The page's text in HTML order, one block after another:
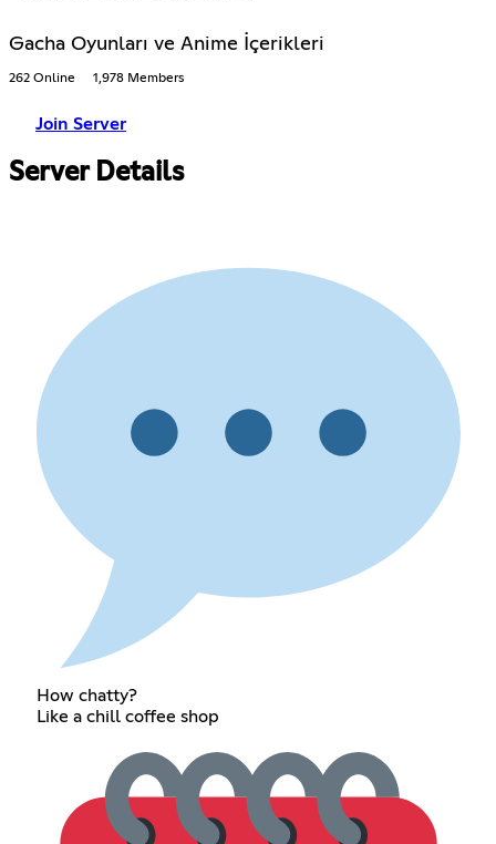
Gacha Oyunları ve Anime İçerikleri
262 Online 1,978 Members
Join Server
Server Details
How chatty?
Like a chill coffee shop